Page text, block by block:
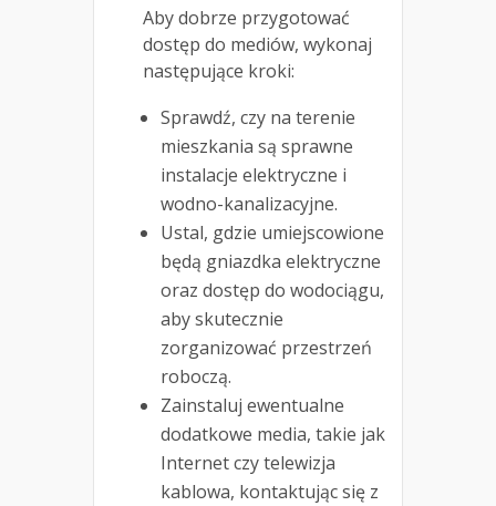
Aby dobrze przygotować
dostęp do mediów, wykonaj
następujące kroki:
Sprawdź, czy na terenie
mieszkania są sprawne
instalacje elektryczne i
wodno-kanalizacyjne.
Ustal, gdzie umiejscowione
będą gniazdka elektryczne
oraz dostęp do wodociągu,
aby skutecznie
zorganizować przestrzeń
roboczą.
Zainstaluj ewentualne
dodatkowe media, takie jak
Internet czy telewizja
kablowa, kontaktując się z